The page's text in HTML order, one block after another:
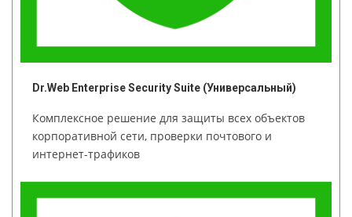
Dr.Web Enterprise Security Suite (Универсальный)
Комплексное решение для защиты всех объектов
корпоративной сети, проверки почтового и
интернет-трафиков